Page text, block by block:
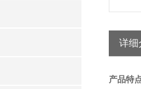
详细
产品特